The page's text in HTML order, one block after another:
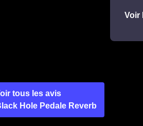
Voir
tous les avis
Hole Pedale Reverb